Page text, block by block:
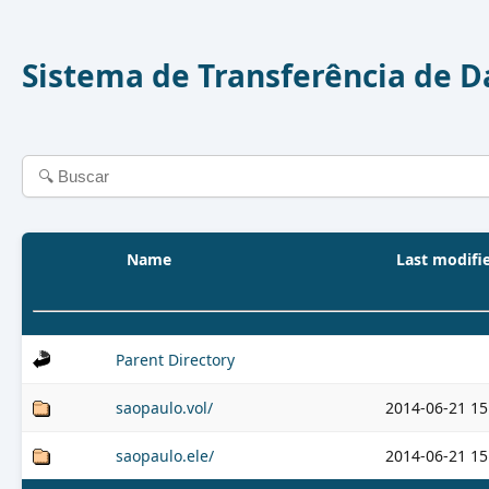
Sistema de Transferência de
Name Last
Parent Directory
saopaulo.vol/ 2014-06-21
saopaulo.ele/ 2014-06-21